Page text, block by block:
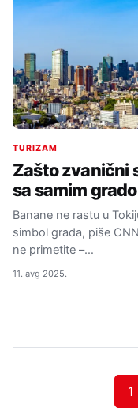
TURIZAM
Zašto zvanični
sa samim
Banane ne rastu u
simbol grada, piše
ne primetite –…
11. avg 2025.
1